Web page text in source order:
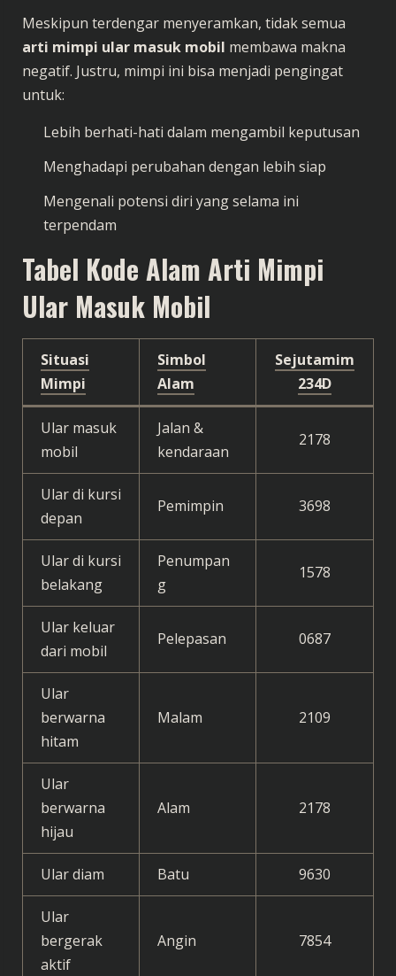
Meskipun terdengar menyeramkan, tidak semua
arti mimpi ular masuk mobil membawa makna
negatif. Justru, mimpi ini bisa menjadi pengingat
untuk:
Lebih berhati-hati dalam mengambil keputusan
Menghadapi perubahan dengan lebih siap
Mengenali potensi diri yang selama ini
terpendam
Tabel Kode Alam Arti Mimpi
Ular Masuk Mobil
Situasi
Mimpi
Simbol
Alam
Sejutamim
234D
Ular masuk
mobil
Jalan &
kendaraan
2178
Ular di kursi
depan
Pemimpin 3698
Ular di kursi
belakang
Penumpan
g
1578
Ular keluar
dari mobil
Pelepasan 0687
Ular
berwarna
hitam
Malam 2109
Ular
berwarna
hijau
Alam 2178
Ular diam Batu 9630
Ular
bergerak
aktif
Angin 7854